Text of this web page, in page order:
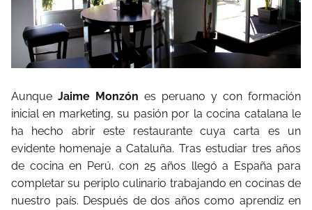
Aunque Jaime Monzón es peruano y con formación
inicial en marketing, su pasión por la cocina catalana le
ha hecho abrir este restaurante cuya carta es un
evidente homenaje a Cataluña. Tras estudiar tres años
de cocina en Perú, con 25 años llegó a España para
completar su periplo culinario trabajando en cocinas de
nuestro país. Después de dos años como aprendiz en